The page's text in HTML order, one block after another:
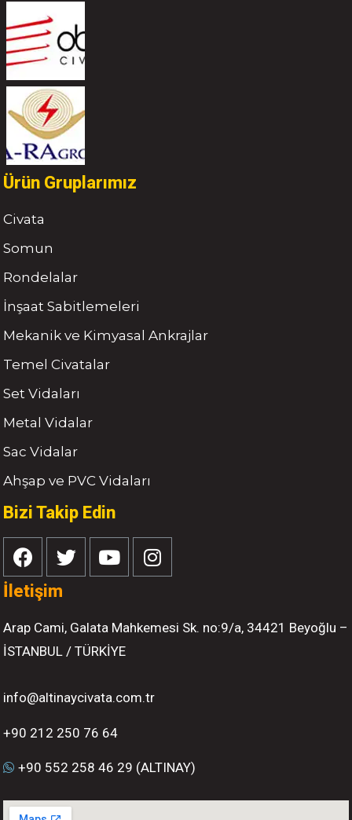
Ürün Gruplarımız
Civata
Somun
Rondelalar
İnşaat Sabitlemeleri
Mekanik ve Kimyasal Ankrajlar
Temel Civatalar
Set Vidaları
Metal Vidalar
Sac Vidalar
Ahşap ve PVC Vidaları
Bizi Takip Edin
İletişim
Arap Cami, Galata Mahkemesi Sk. no:9/a, 34421 Beyoğlu –
İSTANBUL / TÜRKİYE
info@altinaycivata.com.tr
+90 212 250 76 64
+90 552 258 46 29 (ALTINAY)